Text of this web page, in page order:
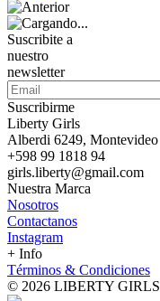
Suscribite a
nuestro
newsletter
Suscribirme
Liberty Girls
Alberdi 6249, Montevideo
+598 99 1818 94
girls.liberty@gmail.com
Nuestra Marca
Nosotros
Contactanos
Instagram
+ Info
Términos & Condiciones
© 2026 LIBERTY GIRLS